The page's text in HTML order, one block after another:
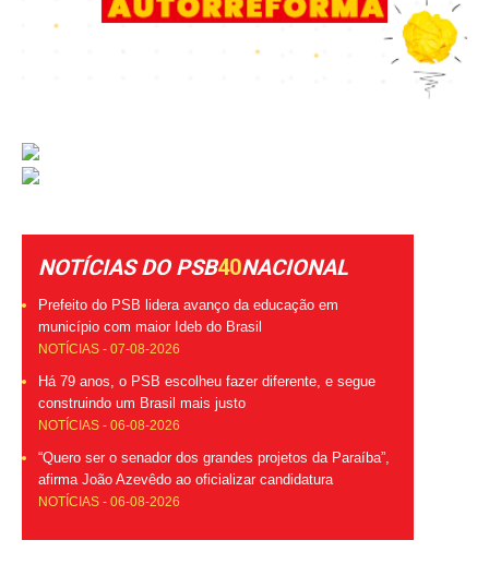
NOTÍCIAS DO PSB40NACIONAL
Prefeito do PSB lidera avanço da educação em
município com maior Ideb do Brasil
NOTÍCIAS - 07-08-2026
Há 79 anos, o PSB escolheu fazer diferente, e segue
construindo um Brasil mais justo
NOTÍCIAS - 06-08-2026
“Quero ser o senador dos grandes projetos da Paraíba”,
afirma João Azevêdo ao oficializar candidatura
NOTÍCIAS - 06-08-2026